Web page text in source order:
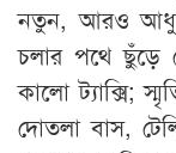
নতুন, আরও
চলার পথে ছুঁড়ে
কালো ট্যাক্সি;
দোতলা বাস,